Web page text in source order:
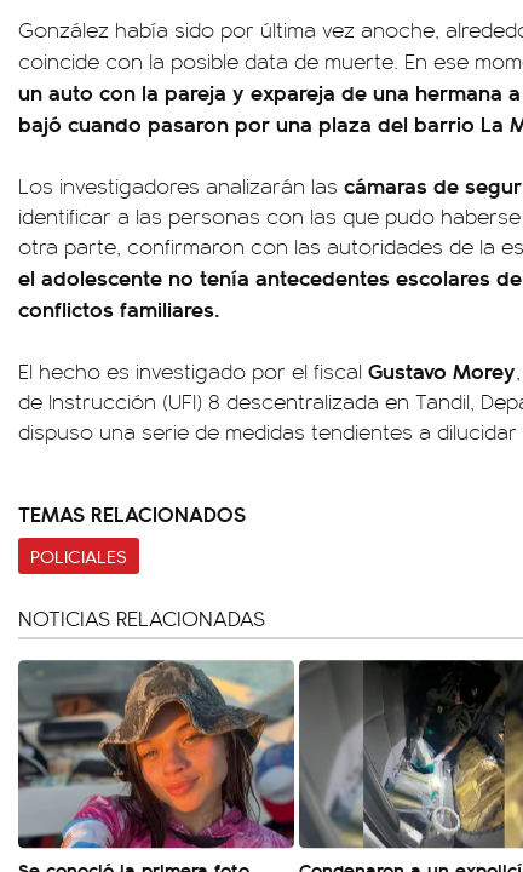
González había sido por última vez anoche,
coincide con la posible data de muerte. En ese
un auto con la pareja y expareja de una hermana
bajó cuando pasaron por una plaza del barrio La
Los investigadores analizarán las cámaras de
identificar a las personas con las que pudo
otra parte, confirmaron con las autoridades de la
el adolescente no tenía antecedentes escolares
conflictos familiares.
El hecho es investigado por el fiscal Gustavo Morey
de Instrucción (UFI) 8 descentralizada en Tandil,
dispuso una serie de medidas tendientes a dilucidar
TEMAS RELACIONADOS
POLICIALES
NOTICIAS RELACIONADAS